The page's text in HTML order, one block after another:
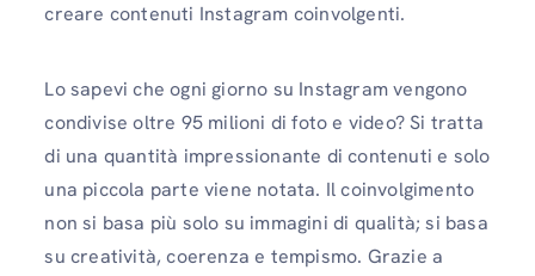
creare contenuti Instagram coinvolgenti.
Lo sapevi che ogni giorno su Instagram vengono
condivise oltre 95 milioni di foto e video? Si tratta
di una quantità impressionante di contenuti e solo
una piccola parte viene notata. Il coinvolgimento
non si basa più solo su immagini di qualità; si basa
su creatività, coerenza e tempismo. Grazie a